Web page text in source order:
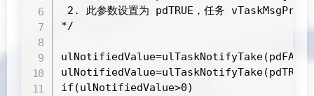
2. 此参数设置为 pdTRUE，任务
*/
if(ulNotifiedValue>0)